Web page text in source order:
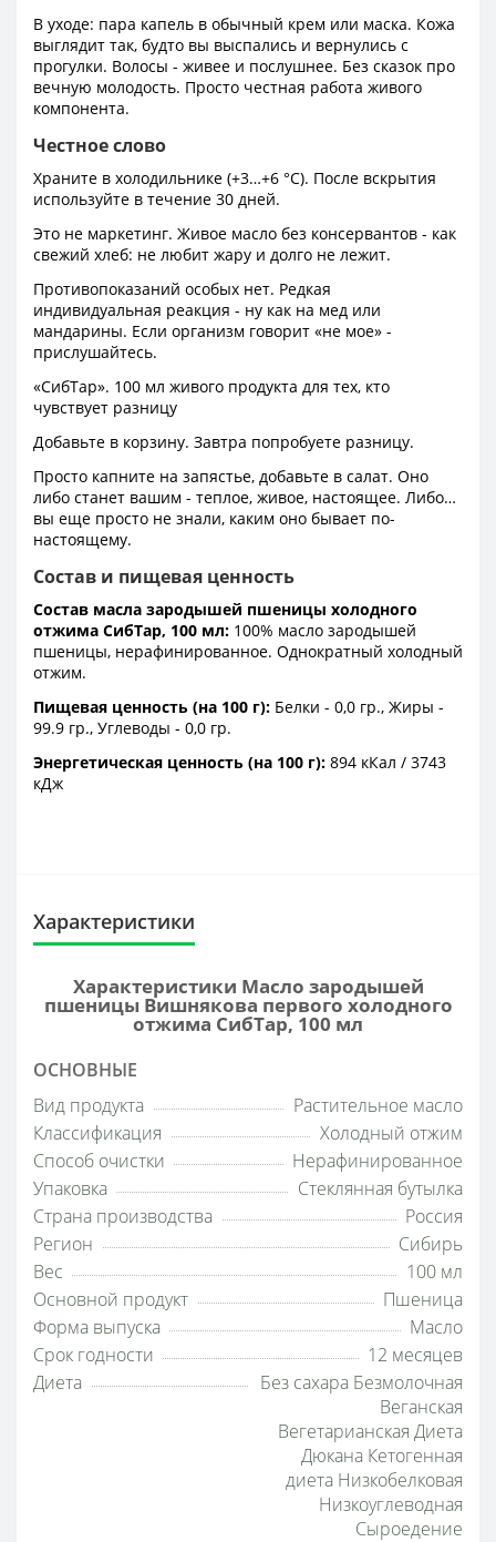
В уходе: пара капель в обычный крем или маска. Кожа
выглядит так, будто вы выспались и вернулись с
прогулки. Волосы - живее и послушнее. Без сказок про
вечную молодость. Просто честная работа живого
компонента.
Честное слово
Храните в холодильнике (+3…+6 °C). После вскрытия
используйте в течение 30 дней.
Это не маркетинг. Живое масло без консервантов - как
свежий хлеб: не любит жару и долго не лежит.
Противопоказаний особых нет. Редкая
индивидуальная реакция - ну как на мед или
мандарины. Если организм говорит «не мое» -
прислушайтесь.
«СибТар». 100 мл живого продукта для тех, кто
чувствует разницу
Добавьте в корзину. Завтра попробуете разницу.
Просто капните на запястье, добавьте в салат. Оно
либо станет вашим - теплое, живое, настоящее. Либо…
вы еще просто не знали, каким оно бывает по-
настоящему.
Состав и пищевая ценность
Состав масла зародышей пшеницы холодного
отжима СибТар, 100 мл: 100% масло зародышей
пшеницы, нерафинированное. Однократный холодный
отжим.
Пищевая ценность (на 100 г): Белки - 0,0 гр., Жиры -
99.9 гр., Углеводы - 0,0 гр.
Энергетическая ценность (на 100 г): 894 кКал / 3743
кДж
Характеристики
Характеристики Масло зародышей
пшеницы Вишнякова первого холодного
отжима СибТар, 100 мл
ОСНОВНЫЕ
Вид продукта
Растительное масло
Классификация
Холодный отжим
Способ очистки
Нерафинированное
Упаковка
Стеклянная бутылка
Страна производства
Россия
Регион
Сибирь
Вес
100 мл
Основной продукт
Пшеница
Форма выпуска
Масло
Срок годности
12 месяцев
Диета
Без сахара Безмолочная
Веганская
Вегетарианская Диета
Дюкана Кетогенная
диета Низкобелковая
Низкоуглеводная
Сыроедение